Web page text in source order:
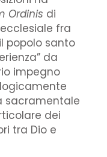
Ordinis di
fra
popolo santo
da
impegno
sacramentale
dei
tra Dio e